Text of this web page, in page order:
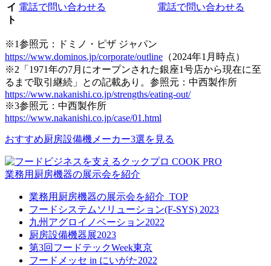
イ
ト
電話で問い合わせる
電話で問い合わせる
※1参照元：ドミノ・ピザ ジャパン
https://www.dominos.jp/corporate/outline （2024年1月時点）
※2 「1971年の7月にオープンされた銀座1号店から現在に至
るまで取引継続」との記載あり。参照元：中西製作所
https://www.nakanishi.co.jp/strengths/eating-out/
※3参照元：中西製作所
https://www.nakanishi.co.jp/case/01.html
おすすめ厨房設備機メーカー3選を見る
業務用厨房機器の展示会を紹介
業務用厨房機器の展示会を紹介_TOP
フードシステムソリューション(F-SYS) 2023
九州アグロイノベーション2022
厨房設備機器展2023
第3回フードテックWeek東京
フードメッセ in にいがた2022